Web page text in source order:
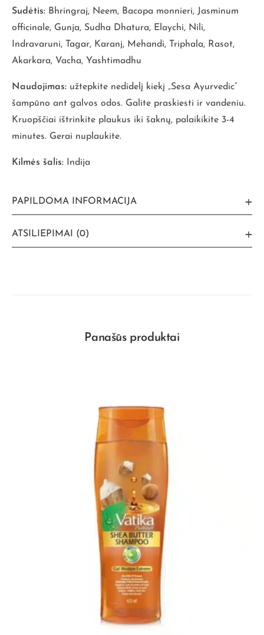
Sudėtis: Bhringraj, Neem, Bacopa monnieri, Jasminum
officinale, Gunja, Sudha Dhatura, Elaychi, Nili,
Indravaruni, Tagar, Karanj, Mehandi, Triphala, Rasot,
Akarkara, Vacha, Yashtimadhu
Naudojimas: užtepkite nedidelį kiekį „Sesa Ayurvedic”
šampūno ant galvos odos. Galite praskiesti ir vandeniu.
Kruopščiai ištrinkite plaukus iki šaknų, palaikikite 3-4
minutes. Gerai nuplaukite.
Kilmės šalis: Indija
PAPILDOMA INFORMACIJA
ATSILIEPIMAI (0)
Panašūs produktai